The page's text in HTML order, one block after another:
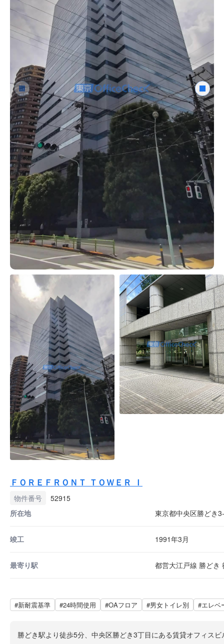
ＦＯＲＥＦＲＯＮＴ ＴＯＷＥＲ Ｉ
物件番号
52915
所在地
東京都中央区勝どき
竣工 1991年3月
最寄り駅 都営大江戸線 勝どき
#新耐震基準 #24時間使用 #OAフロア #男女トイレ別 #エレベ
勝どき駅より徒歩5分、中央区勝どき3丁目にある賃貸オフィス